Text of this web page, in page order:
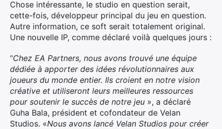
Chose intéressante, le studio en question serait,
cette-fois, développeur principal du jeu en question.
Autre information, ce soft serait totalement original.
Une nouvelle IP, comme déclaré voilà quelques jours :
“Chez EA Partners, nous avons trouvé une équipe
dédiée à apporter des idées révolutionnaires aux
joueurs du monde entier. Ils croient en notre vision
créative et utiliseront leurs meilleures ressources
pour soutenir le succès de notre jeu », a déclaré
Guha Bala, président et cofondateur de Velan
Studios. «Nous avons lancé Velan Studios pour créer